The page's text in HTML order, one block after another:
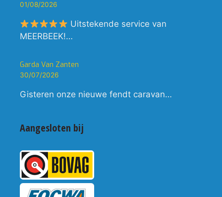
01/08/2026
Uitstekende service van
MEERBEEK!…
Garda Van Zanten
30/07/2026
Gisteren onze nieuwe fendt caravan…
Aangesloten bij